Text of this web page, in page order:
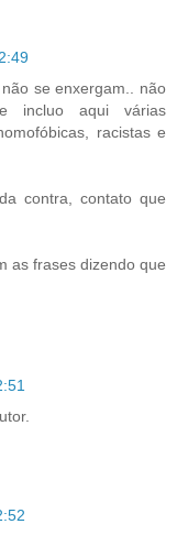
se enxergam.. não
incluo aqui várias
racistas e
contra, contato que
as frases dizendo que